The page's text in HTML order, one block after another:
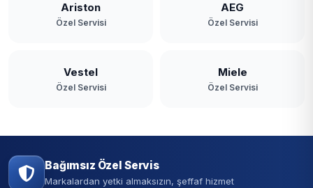
Ariston
Özel Servisi
AEG
Özel Servisi
Vestel
Özel Servisi
Miele
Özel Servisi
Bağımsız Özel Servis
Markalardan yetki almaksızın, şeffaf hizmet